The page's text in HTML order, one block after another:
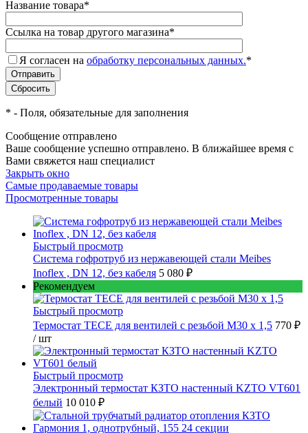
Название товара*
Ссылка на товар другого магазина*
Я согласен на обработку персональных данных.*
* - Поля, обязательные для заполнения
Сообщение отправлено
Ваше сообщение успешно отправлено. В ближайшее время с
Вами свяжется наш специалист
Закрыть окно
Самые продаваемые товары
Просмотренные товары
Быстрый просмотр
Cистема гофротруб из нержавеющей стали Meibes
Inoflex , DN 12, без кабеля 5 080 ₽
Рекомендуем
Быстрый просмотр
Термостат TECE для вентилей с резьбой М30 х 1,5 770 ₽
/ шт
Быстрый просмотр
Электронный термостат КЗТО настенный KZTO VT601
белый 10 010 ₽